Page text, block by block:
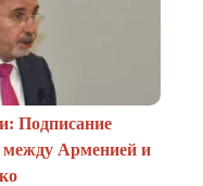
Подписание
между Арменией и